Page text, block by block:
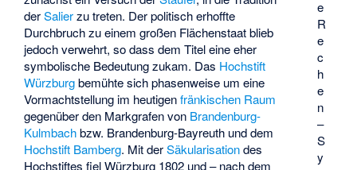
e
R
e
c
h
e
n
–
S
y
derSalierzu treten. Der politisch erhoffte
Durchbruch zu einem großen Flächenstaat blieb
jedoch verwehrt, so dass dem Titel eine eher
symbolische Bedeutung zukam. Das Hochstift
Würzburgbemühte sich phasenweise um eine
Vormachtstellung im heutigenfränkischen Raum
gegenüber den Markgrafen von Brandenburg-
Kulmbachbzw. Brandenburg-Bayreuth und dem
Hochstift Bamberg. Mit derSäkularisationdes
Hochstiftes fiel Würzburg 1802 und – nach dem